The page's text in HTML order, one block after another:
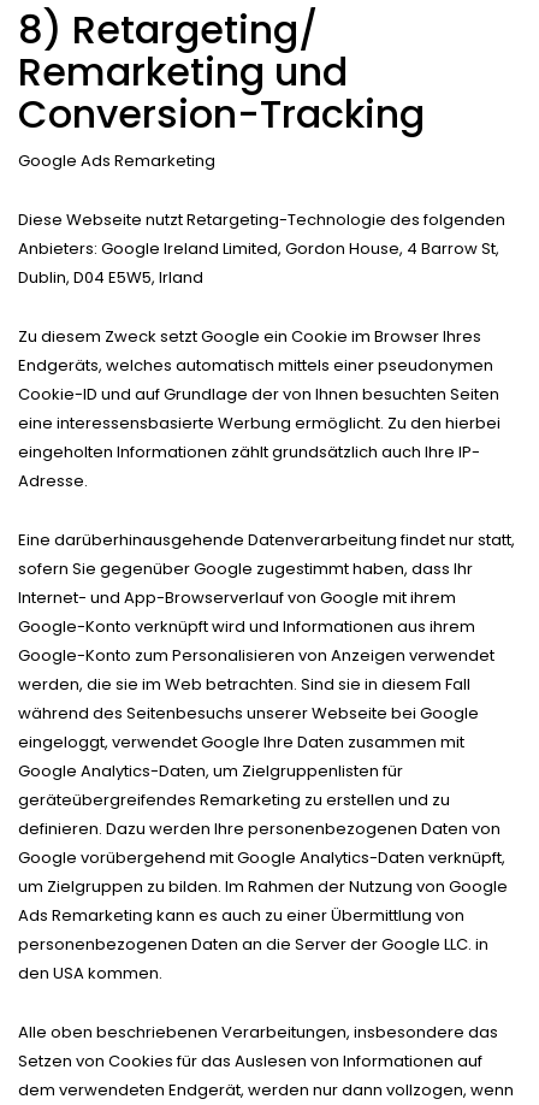
8) Retargeting/
Remarketing und
Conversion-Tracking
Google Ads Remarketing
Diese Webseite nutzt Retargeting-Technologie des folgenden
Anbieters: Google Ireland Limited, Gordon House, 4 Barrow St,
Dublin, D04 E5W5, Irland
Zu diesem Zweck setzt Google ein Cookie im Browser Ihres
Endgeräts, welches automatisch mittels einer pseudonymen
Cookie-ID und auf Grundlage der von Ihnen besuchten Seiten
eine interessensbasierte Werbung ermöglicht. Zu den hierbei
eingeholten Informationen zählt grundsätzlich auch Ihre IP-
Adresse.
Eine darüberhinausgehende Datenverarbeitung findet nur statt,
sofern Sie gegenüber Google zugestimmt haben, dass Ihr
Internet- und App-Browserverlauf von Google mit ihrem
Google-Konto verknüpft wird und Informationen aus ihrem
Google-Konto zum Personalisieren von Anzeigen verwendet
werden, die sie im Web betrachten. Sind sie in diesem Fall
während des Seitenbesuchs unserer Webseite bei Google
eingeloggt, verwendet Google Ihre Daten zusammen mit
Google Analytics-Daten, um Zielgruppenlisten für
geräteübergreifendes Remarketing zu erstellen und zu
definieren. Dazu werden Ihre personenbezogenen Daten von
Google vorübergehend mit Google Analytics-Daten verknüpft,
um Zielgruppen zu bilden. Im Rahmen der Nutzung von Google
Ads Remarketing kann es auch zu einer Übermittlung von
personenbezogenen Daten an die Server der Google LLC. in
den USA kommen.
Alle oben beschriebenen Verarbeitungen, insbesondere das
Setzen von Cookies für das Auslesen von Informationen auf
dem verwendeten Endgerät, werden nur dann vollzogen, wenn